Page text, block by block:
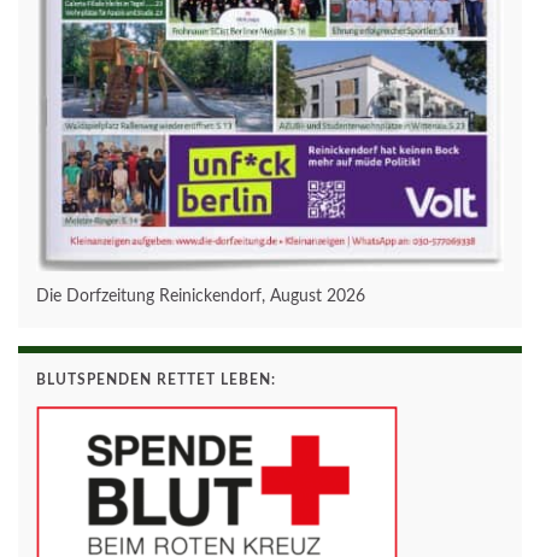
Die Dorfzeitung Reinickendorf, August 2026
BLUTSPENDEN RETTET LEBEN: